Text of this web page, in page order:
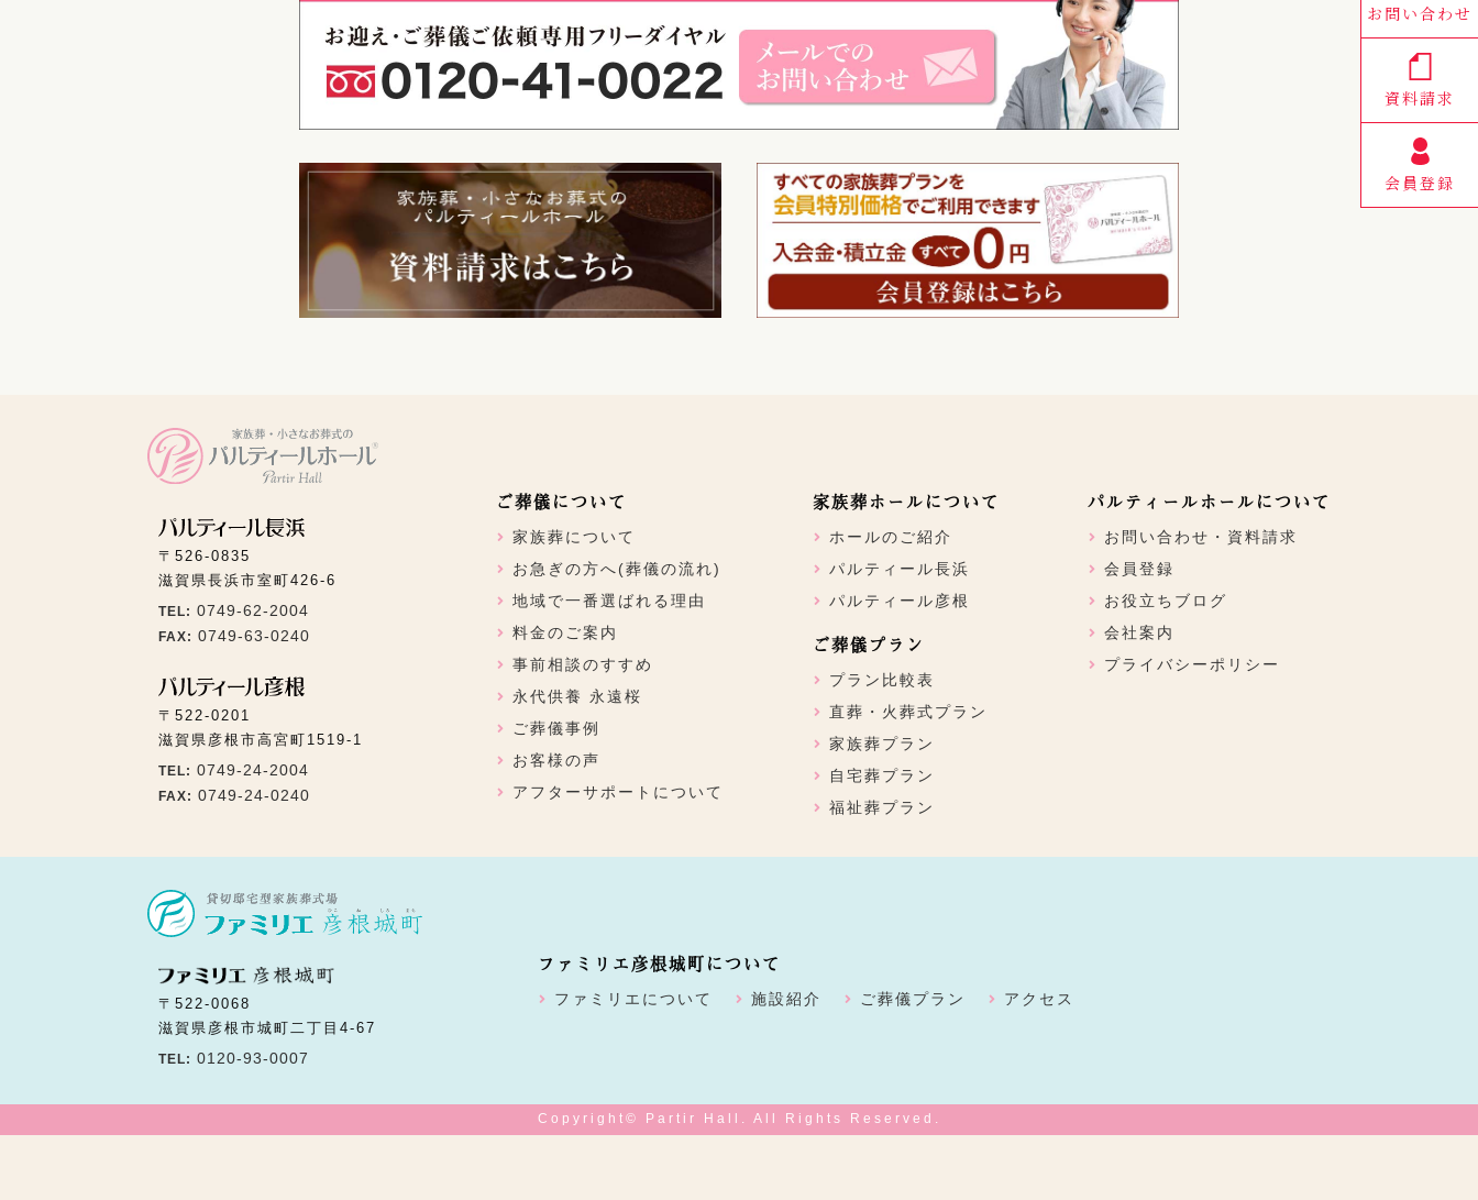
お問い合わせ
資料請求
会員登録
〒526-0835
滋賀県長浜市室町426-6
TEL: 0749-62-2004
FAX: 0749-63-0240
〒522-0201
滋賀県彦根市高宮町1519-1
TEL: 0749-24-2004
FAX: 0749-24-0240
ご葬儀について
家族葬について
お急ぎの方へ(葬儀の流れ)
地域で一番選ばれる理由
料金のご案内
事前相談のすすめ
永代供養 永遠桜
ご葬儀事例
お客様の声
アフターサポートについて
家族葬ホールについて
ホールのご紹介
パルティール長浜
パルティール彦根
ご葬儀プラン
プラン比較表
直葬・火葬式プラン
家族葬プラン
自宅葬プラン
福祉葬プラン
パルティールホールについて
お問い合わせ・資料請求
会員登録
お役立ちブログ
会社案内
プライバシーポリシー
〒522-0068
滋賀県彦根市城町二丁目4-67
TEL: 0120-93-0007
ファミリエ彦根城町について
ファミリエについて 施設紹介 ご葬儀プラン アクセス
Copyright© Partir Hall. All Rights Reserved.